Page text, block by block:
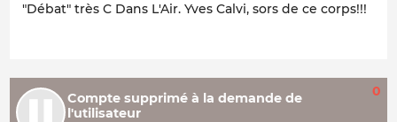
"Débat" très C Dans L'Air. Yves Calvi, sors de ce corps!!!
Compte supprimé à la demande de
l'utilisateur
0